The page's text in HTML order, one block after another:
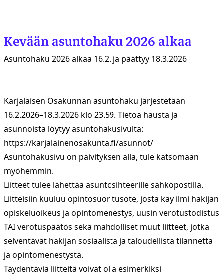
Kevään asuntohaku 2026 alkaa
Asuntohaku 2026 alkaa 16.2. ja päättyy 18.3.2026
Karjalaisen Osakunnan asuntohaku järjestetään
16.2.2026–18.3.2026 klo 23.59. Tietoa hausta ja
asunnoista löytyy asuntohakusivulta:
https://karjalainenosakunta.fi/asunnot/
Asuntohakusivu on päivityksen alla, tule katsomaan
myöhemmin.
Liitteet tulee lähettää asuntosihteerille sähköpostilla.
Liitteisiin kuuluu opintosuoritusote, josta käy ilmi hakijan
opiskeluoikeus ja opintomenestys, uusin verotustodistus
TAI verotuspäätös sekä mahdolliset muut liitteet, jotka
selventävät hakijan sosiaalista ja taloudellista tilannetta
ja opintomenestystä.
Täydentäviä liitteitä voivat olla esimerkiksi